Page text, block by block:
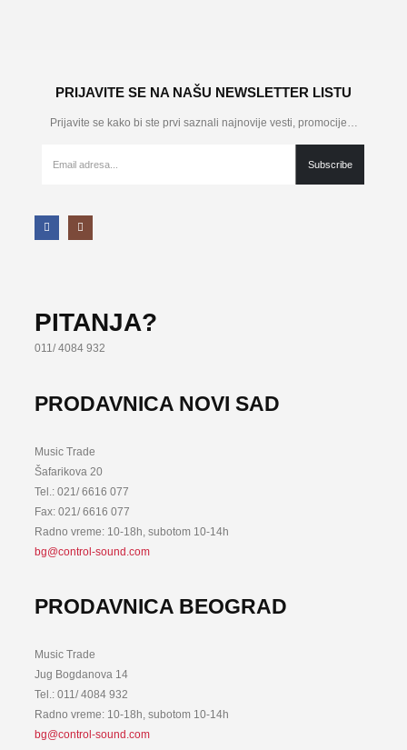
PRIJAVITE SE NA NAŠU NEWSLETTER LISTU
Prijavite se kako bi ste prvi saznali najnovije vesti, promocije…
PITANJA?
011/ 4084 932
PRODAVNICA NOVI SAD
Music Trade
Šafarikova 20
Tel.: 021/ 6616 077
Fax: 021/ 6616 077
Radno vreme: 10-18h, subotom 10-14h
bg@control-sound.com
PRODAVNICA BEOGRAD
Music Trade
Jug Bogdanova 14
Tel.: 011/ 4084 932
Radno vreme: 10-18h, subotom 10-14h
bg@control-sound.com